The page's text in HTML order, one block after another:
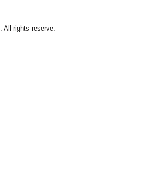
. All rights reserve.